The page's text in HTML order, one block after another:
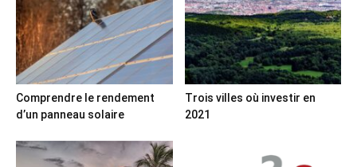
Comprendre le rendement
d’un panneau solaire
Trois villes où investir en
2021